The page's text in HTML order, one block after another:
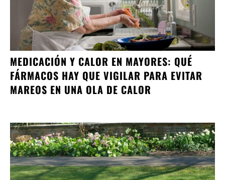
MEDICACIÓN Y CALOR EN MAYORES: QUÉ
FÁRMACOS HAY QUE VIGILAR PARA EVITAR
MAREOS EN UNA OLA DE CALOR